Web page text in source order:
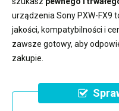
urządzenia Sony PXW-FX9
jakości, kompatybilności i
zawsze gotowy, aby
zakupie.